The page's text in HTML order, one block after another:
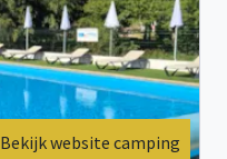
Bekijk website camping